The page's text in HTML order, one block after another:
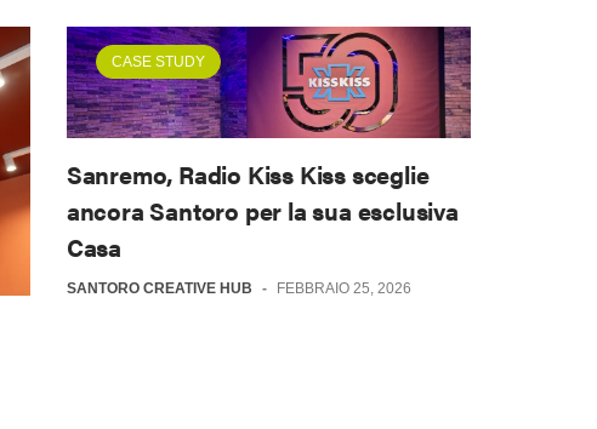
CASE STUDY
Sanremo, Radio Kiss Kiss sceglie
ancora Santoro per la sua esclusiva
Casa
SANTORO CREATIVE HUB - FEBBRAIO 25, 2026